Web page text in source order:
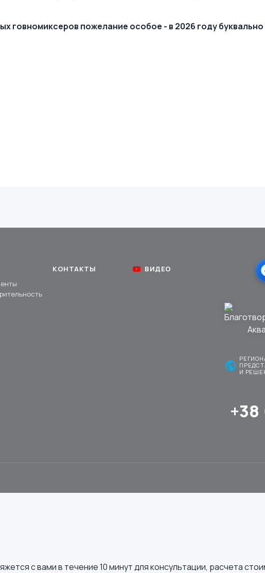
говномиксеров пожелание особое - в 2026 году буквально
КОНТАКТЫ ВИДЕО
public И
с вами в течение 10 минут для консультации, расчета